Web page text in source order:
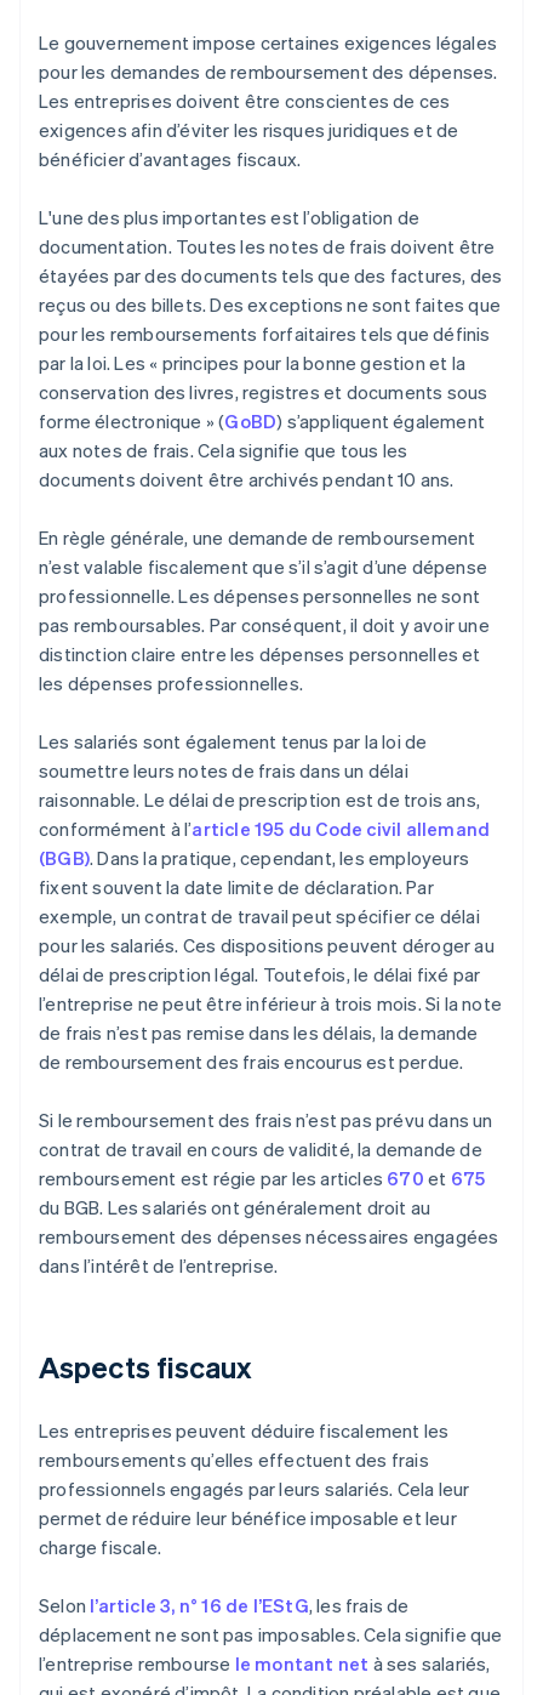
Le gouvernement impose certaines exigences légales
pour les demandes de remboursement des dépenses.
Les entreprises doivent être conscientes de ces
exigences afin d’éviter les risques juridiques et de
bénéficier d’avantages fiscaux.
L'une des plus importantes est l’obligation de
documentation. Toutes les notes de frais doivent être
étayées par des documents tels que des factures, des
reçus ou des billets. Des exceptions ne sont faites que
pour les remboursements forfaitaires tels que définis
par la loi. Les « principes pour la bonne gestion et la
conservation des livres, registres et documents sous
forme électronique » (GoBD) s’appliquent également
aux notes de frais. Cela signifie que tous les
documents doivent être archivés pendant 10 ans.
En règle générale, une demande de remboursement
n’est valable fiscalement que s’il s’agit d’une dépense
professionnelle. Les dépenses personnelles ne sont
pas remboursables. Par conséquent, il doit y avoir une
distinction claire entre les dépenses personnelles et
les dépenses professionnelles.
Les salariés sont également tenus par la loi de
soumettre leurs notes de frais dans un délai
raisonnable. Le délai de prescription est de trois ans,
conformément à l’article 195 du Code civil allemand
(BGB). Dans la pratique, cependant, les employeurs
fixent souvent la date limite de déclaration. Par
exemple, un contrat de travail peut spécifier ce délai
pour les salariés. Ces dispositions peuvent déroger au
délai de prescription légal. Toutefois, le délai fixé par
l’entreprise ne peut être inférieur à trois mois. Si la note
de frais n’est pas remise dans les délais, la demande
de remboursement des frais encourus est perdue.
Si le remboursement des frais n’est pas prévu dans un
contrat de travail en cours de validité, la demande de
remboursement est régie par les articles 670 et 675
du BGB. Les salariés ont généralement droit au
remboursement des dépenses nécessaires engagées
dans l’intérêt de l’entreprise.
Aspects fiscaux
Les entreprises peuvent déduire fiscalement les
remboursements qu’elles effectuent des frais
professionnels engagés par leurs salariés. Cela leur
permet de réduire leur bénéfice imposable et leur
charge fiscale.
Selon l’article 3, n° 16 de l’EStG, les frais de
déplacement ne sont pas imposables. Cela signifie que
l’entreprise rembourse le montant net à ses salariés,